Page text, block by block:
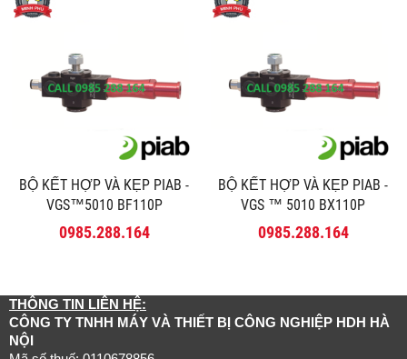
BỘ KẾT HỢP VÀ KẸP PIAB -
VGS™5010 BF110P
0985.288.164
BỘ KẾT HỢP VÀ KẸP PIAB -
VGS ™ 5010 BX110P
0985.288.164
THÔNG TIN LIÊN HỆ:
CÔNG TY TNHH MÁY VÀ THIẾT BỊ CÔNG NGHIỆP HDH HÀ
NỘI